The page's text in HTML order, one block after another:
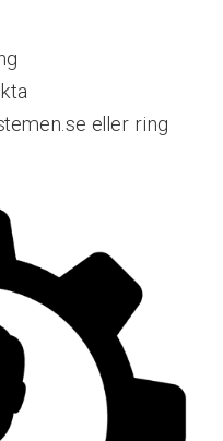
eller ring